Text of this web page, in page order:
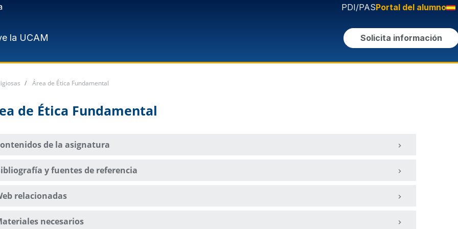
PDI/PASPortal del alumno
la UCAM Solicita información
Área de Ética Fundamental
de Ética Fundamental
de la asignatura
y fuentes de referencia
relacionadas
necesarios